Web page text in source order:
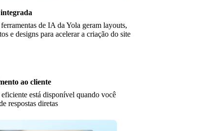
de IA da Yola geram layouts,
e designs para acelerar a criação do site
ao cliente
eficiente está disponível quando você
respostas diretas